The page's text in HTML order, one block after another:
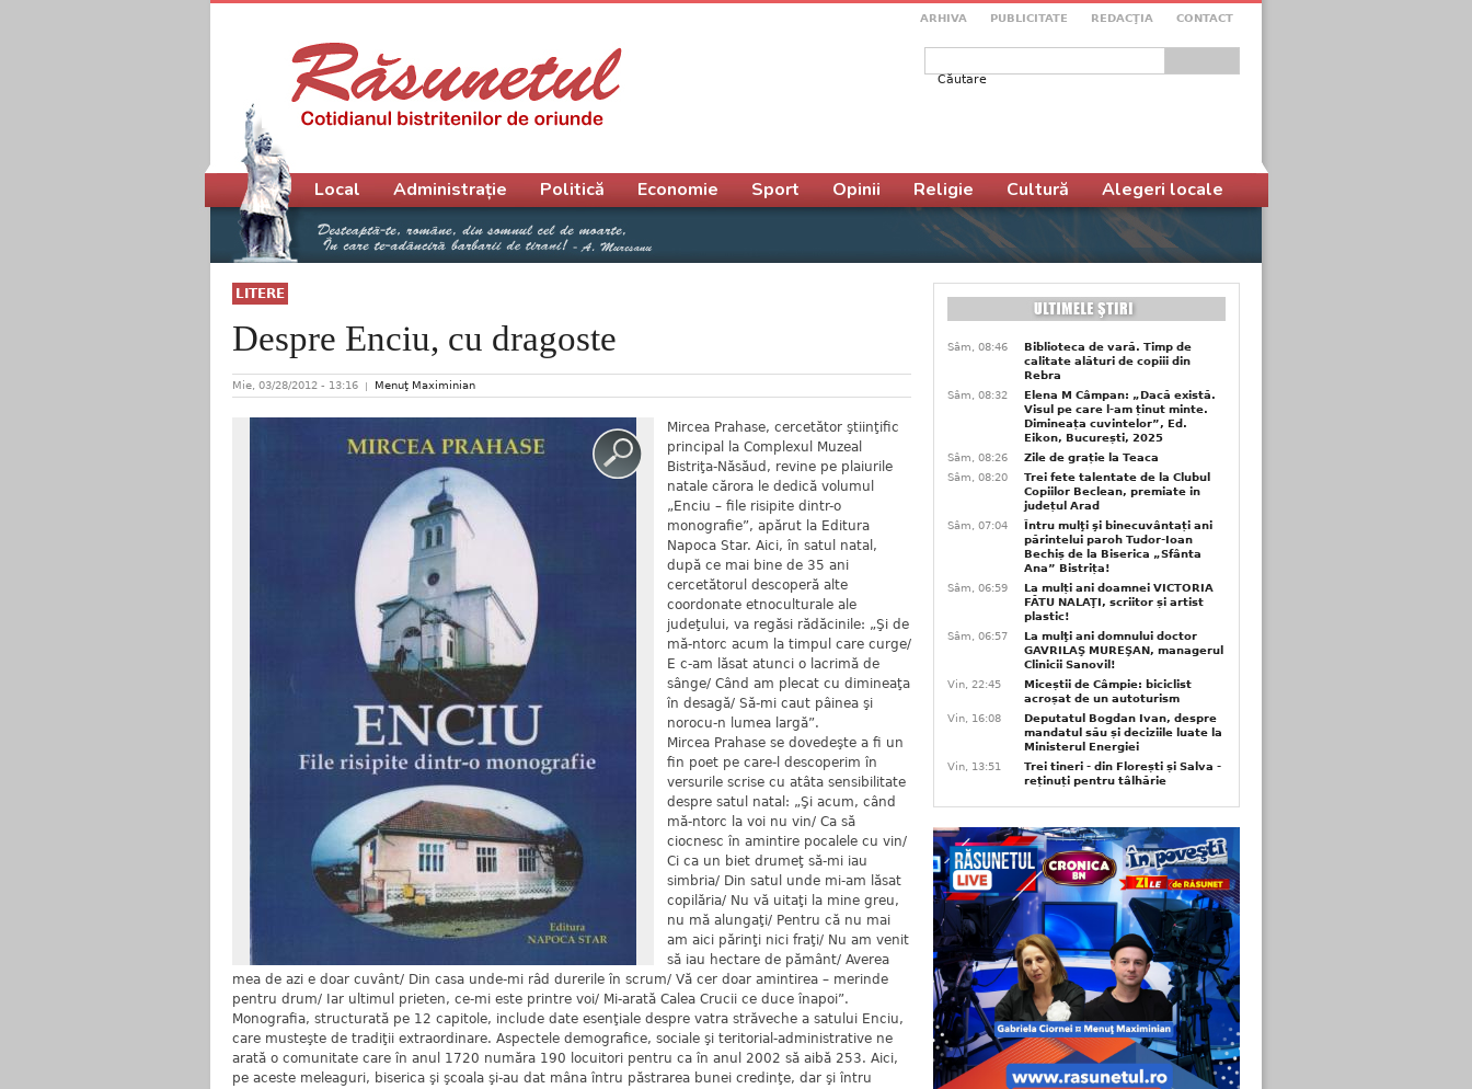
ARHIVA PUBLICITATE REDACŢIA CONTACT
Formular de căutare
LITERE
Despre Enciu, cu dragoste
Mie, 03/28/2012 - 13:16 Menuţ Maximinian
Mircea Prahase, cercetător ştiinţific
principal la Complexul Muzeal
Bistriţa-Năsăud, revine pe plaiurile
natale cărora le dedică volumul
„Enciu – file risipite dintr-o
monografie”, apărut la Editura
Napoca Star. Aici, în satul natal,
după ce mai bine de 35 ani
cercetătorul descoperă alte
coordonate etnoculturale ale
judeţului, va regăsi rădăcinile: „Şi de
mă-ntorc acum la timpul care curge/
E c-am lăsat atunci o lacrimă de
sânge/ Când am plecat cu dimineaţa
în desagă/ Să-mi caut pâinea şi
norocu-n lumea largă”.
Mircea Prahase se dovedeşte a fi un
fin poet pe care-l descoperim în
versurile scrise cu atâta sensibilitate
despre satul natal: „Şi acum, când
mă-ntorc la voi nu vin/ Ca să
ciocnesc în amintire pocalele cu vin/
Ci ca un biet drumeţ să-mi iau
simbria/ Din satul unde mi-am lăsat
copilăria/ Nu vă uitaţi la mine greu,
nu mă alungaţi/ Pentru că nu mai
am aici părinţi nici fraţi/ Nu am venit
să iau hectare de pământ/ Averea
mea de azi e doar cuvânt/ Din casa unde-mi râd durerile în scrum/ Vă cer doar amintirea – merinde
pentru drum/ Iar ultimul prieten, ce-mi este printre voi/ Mi-arată Calea Crucii ce duce înapoi”.
Monografia, structurată pe 12 capitole, include date esenţiale despre vatra străveche a satului Enciu,
care musteşte de tradiţii extraordinare. Aspectele demografice, sociale şi teritorial-administrative ne
arată o comunitate care în anul 1720 număra 190 locuitori pentru ca în anul 2002 să aibă 253. Aici,
pe aceste meleaguri, biserica şi şcoala şi-au dat mâna întru păstrarea bunei credinţe, dar şi întru
Meniu principal
Local Administrație Politică Economie Sport Opinii Religie Cultură Alegeri locale
Sâm, 08:46
Biblioteca de vară. Timp de
calitate alături de copiii din
Rebra
Sâm, 08:32
Elena M Câmpan: „Dacă există.
Visul pe care l-am ținut minte.
Dimineața cuvintelor”, Ed.
Eikon, București, 2025
Sâm, 08:26
Zile de grație la Teaca
Sâm, 08:20
Trei fete talentate de la Clubul
Copiilor Beclean, premiate in
județul Arad
Sâm, 07:04
Întru mulţi şi binecuvântați ani
părintelui paroh Tudor-Ioan
Bechiș de la Biserica „Sfânta
Ana” Bistrița!
Sâm, 06:59
La mulți ani doamnei VICTORIA
FĂTU NALAŢI, scriitor și artist
plastic!
Sâm, 06:57
La mulţi ani domnului doctor
GAVRILAŞ MUREŞAN, managerul
Clinicii Sanovil!
Vin, 22:45
Miceștii de Câmpie: biciclist
acroșat de un autoturism
Vin, 16:08
Deputatul Bogdan Ivan, despre
mandatul său și deciziile luate la
Ministerul Energiei
Vin, 13:51
Trei tineri - din Florești și Salva -
reținuți pentru tâlhărie